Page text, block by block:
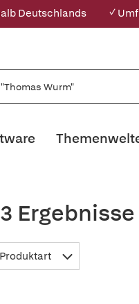
Deutschlands ✓
Produktart